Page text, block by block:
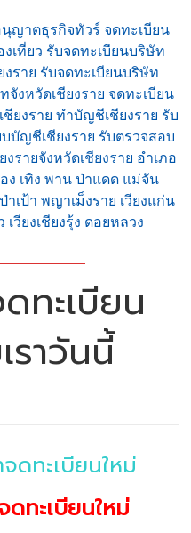
ญาตธุรกิจทัวร์ จดทะเบียน
เที่ยว รับจดทะเบียนบริษัท
งราย รับจดทะเบียนบริษัท
จังหวัดเชียงราย จดทะเบียน
ยงราย ทำบัญชีเชียงราย รับ
บัญชีเชียงราย รับตรวจสอบ
รายจังหวัดเชียงราย อำเภอ
อง เทิง พาน ป่าแดด แม่จัน
าเป้า พญาเม็งราย เวียงแก่น
วียงเชียงรุ้ง ดอยหลวง
ทะเบียน
ราวันนี้
ดทะเบียนใหม่
ทะเบียนใหม่